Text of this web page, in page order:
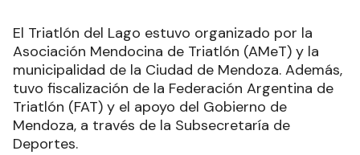
El Triatlón del Lago estuvo organizado por la
Asociación Mendocina de Triatlón (AMeT) y la
municipalidad de la Ciudad de Mendoza. Además,
tuvo fiscalización de la Federación Argentina de
Triatlón (FAT) y el apoyo del Gobierno de
Mendoza, a través de la Subsecretaría de
Deportes.